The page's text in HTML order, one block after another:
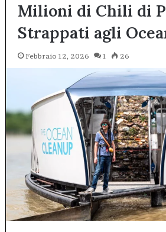
Milioni di Chili di
Strappati agli
Febbraio 12, 2026 1 26